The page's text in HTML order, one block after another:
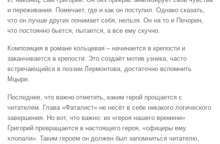
и переживания. Помечает, где и как он поступил. Однако сказать,
что он лучше других понимает себя, нельзя. Он на то и Печорин,
что постоянно бьется, пытается, а все ему скучно.
Композиция в романе кольцевая – начинается в крепости и
заканчивается в крепости. Это создаёт мотив узника, часто
встречающийся в поэзии Лермонтова, достаточно вспомнить
Мцыри.
Последнее, что важно отметить, каким герой прощается с
читателем. Глава «Фаталист» не несёт в себе никакого логического
завершения. Но вот, что важно: из «героя нашего времени»
Григорий превращается в настоящего героя, «офицеры ему
хлопали». Таким героем он должен был запомниться читателю,